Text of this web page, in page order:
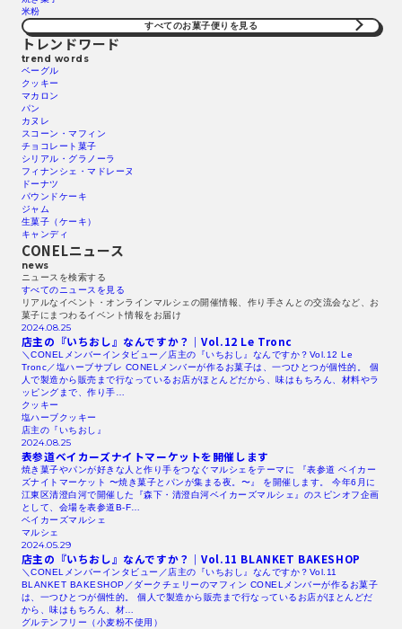
米粉
すべてのお菓子便りを見る
トレンドワード
trend words
ベーグル
クッキー
マカロン
パン
カヌレ
スコーン・マフィン
チョコレート菓子
シリアル・グラノーラ
フィナンシェ・マドレーヌ
ドーナツ
パウンドケーキ
ジャム
生菓子（ケーキ）
キャンディ
CONELニュース
news
ニュースを検索する​
すべてのニュースを見る​
リアルなイベント・オンラインマルシェの開催情報、作り手さんとの交流会など、お
菓子にまつわるイベント情報をお届け
2024.08.25
店主の『いちおし』なんですか？｜Vol.12 Le Tronc
＼CONELメンバーインタビュー／店主の『いちおし』なんですか？Vol.12 Le
Tronc／塩ハーブサブレ CONELメンバーが作るお菓子は、一つひとつが個性的。 個
人で製造から販売まで行なっているお店がほとんどだから、味はもちろん、材料やラ
ッピングまで、作り手…
クッキー
塩ハーブクッキー
店主の『いちおし』
2024.08.25
表参道ベイカーズナイトマーケットを開催します
焼き菓子やパンが好きな人と作り手をつなぐマルシェをテーマに 『表参道 ベイカー
ズナイトマーケット 〜焼き菓子とパンが集まる夜。〜』 を開催します。 今年6月に
江東区清澄白河で開催した『森下・清澄白河ベイカーズマルシェ』のスピンオフ企画
として、会場を表参道B-F…
ベイカーズマルシェ
マルシェ
2024.05.29
店主の『いちおし』なんですか？｜Vol.11 BLANKET BAKESHOP
＼CONELメンバーインタビュー／店主の『いちおし』なんですか？Vol.11
BLANKET BAKESHOP／ダークチェリーのマフィン CONELメンバーが作るお菓子
は、一つひとつが個性的。 個人で製造から販売まで行なっているお店がほとんどだ
から、味はもちろん、材…
グルテンフリー（小麦粉不使用）